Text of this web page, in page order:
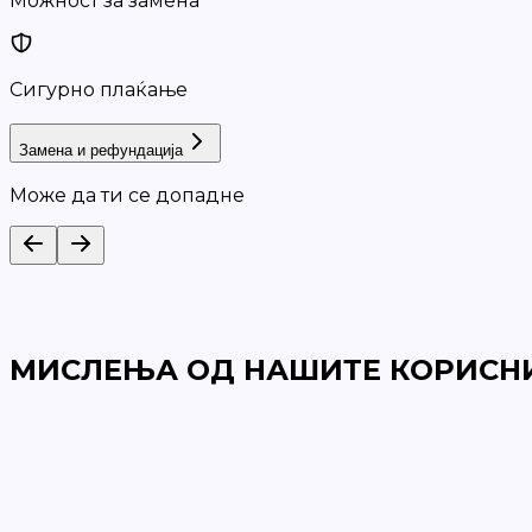
Сигурно плаќање
Замена и рефундација
Може да ти се допадне
МИСЛЕЊА ОД НАШИТЕ